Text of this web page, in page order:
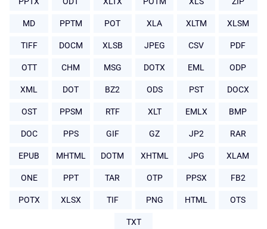
MD PPTM POT XLA XLTM XLSM
TIFF DOCM XLSB JPEG CSV PDF
OTT CHM MSG DOTX EML ODP
XML DOT BZ2 ODS PST DOCX
OST PPSM RTF XLT EMLX BMP
DOC PPS GIF GZ JP2 RAR
EPUB MHTML DOTM XHTML JPG XLAM
ONE PPT TAR OTP PPSX FB2
POTX XLSX TIF PNG HTML OTS
TXT